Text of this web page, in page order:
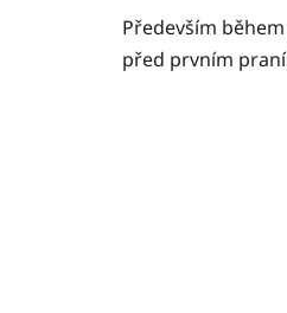
Především
před prvním